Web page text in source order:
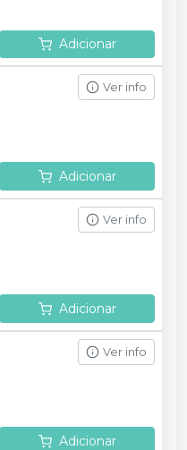
Adicionar
Ver info
Adicionar
Ver info
Adicionar
Ver info
Adicionar